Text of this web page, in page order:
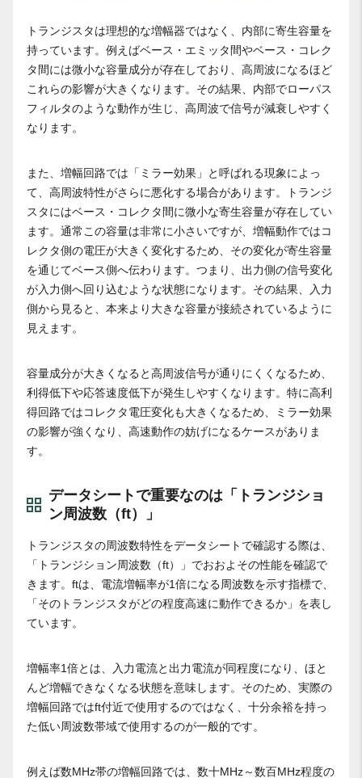
トランジスタは理想的な増幅器ではなく、内部に寄生容量を
持っています。例えばベース・エミッタ間やベース・コレク
タ間には微小な容量成分が存在しており、高周波になるほど
これらの影響が大きくなります。その結果、内部でローパス
フィルタのような動作が生じ、高周波で信号が減衰しやすく
なります。
また、増幅回路では「ミラー効果」と呼ばれる現象によっ
て、高周波特性がさらに悪化する場合があります。トランジ
スタにはベース・コレクタ間に微小な寄生容量が存在してい
ます。通常この容量は非常に小さいですが、増幅動作ではコ
レクタ側の電圧が大きく変化するため、その変化が寄生容量
を通じてベース側へ伝わります。つまり、出力側の信号変化
が入力側へ回り込むような状態になります。その結果、入力
側から見ると、本来より大きな容量が接続されているように
見えます。
容量成分が大きくなると高周波信号が通りにくくなるため、
利得低下や応答速度低下が発生しやすくなります。特に高利
得回路ではコレクタ電圧変化も大きくなるため、ミラー効果
の影響が強くなり、高速動作の妨げになるケースがありま
す。
データシートで重要なのは「トランジショ
ン周波数（ft）」
トランジスタの周波数特性をデータシートで確認する際は、
「トランジション周波数（ft）」でおおよその性能を確認で
きます。ftは、電流増幅率が1倍になる周波数を示す指標で、
「そのトランジスタがどの程度高速に動作できるか」を表し
ています。
増幅率1倍とは、入力電流と出力電流が同程度になり、ほと
んど増幅できなくなる状態を意味します。そのため、実際の
増幅回路ではft付近で使用するのではなく、十分余裕を持っ
た低い周波数帯域で使用するのが一般的です。
例えば数MHz帯の増幅回路では、数十MHz～数百MHz程度の